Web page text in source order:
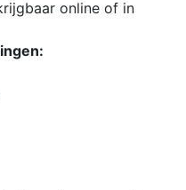
online of in